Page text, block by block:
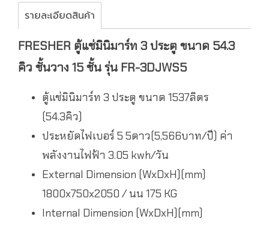
รายละเอียดสินค้า
FRESHER ตู้แช่มินิมาร์ท 3 ประตู ขนาด 54.3
คิว ชั้นวาง 15 ชั้น รุ่น FR-3DJWS5
ตู้แช่มินิมาร์ท 3 ประตู ขนาด 1537ลิตร
(54.3คิว)
ประหยัดไฟเบอร์ 5 5ดาว(5,566บาท/ปี) ค่า
พลังงานไฟฟ้า 3.05 kwh/วัน
External Dimension (WxDxH)(mm)
1800x750x2050 / นน 175 KG
Internal Dimension (WxDxH)(mm)